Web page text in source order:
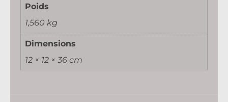
Poids
1,560 kg
Dimensions
12 × 12 × 36 cm